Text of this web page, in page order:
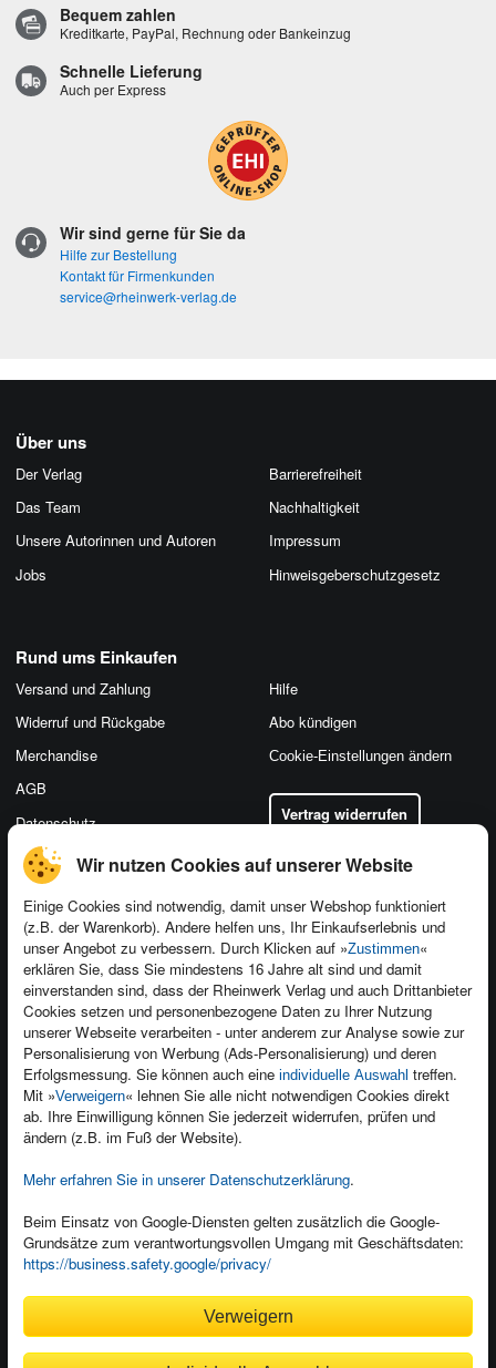
Wir nutzen Cookies auf unserer Website
Einige Cookies sind notwendig, damit unser Webshop funktioniert
(z.B. der Warenkorb). Andere helfen uns, Ihr Einkaufserlebnis und
unser Angebot zu verbessern. Durch Klicken auf »Zustimmen«
erklären Sie, dass Sie mindestens 16 Jahre alt sind und damit
einverstanden sind, dass der Rheinwerk Verlag und auch Drittanbieter
Cookies setzen und personenbezogene Daten zu Ihrer Nutzung
unserer Webseite verarbeiten - unter anderem zur Analyse sowie zur
Personalisierung von Werbung (Ads-Personalisierung) und deren
Erfolgsmessung. Sie können auch eine individuelle Auswahl treffen.
Mit »Verweigern« lehnen Sie alle nicht notwendigen Cookies direkt
ab. Ihre Einwilligung können Sie jederzeit widerrufen, prüfen und
ändern (z.B. im Fuß der Website).
Mehr erfahren Sie in unserer Datenschutzerklärung.
Beim Einsatz von Google-Diensten gelten zusätzlich die Google-
Grundsätze zum verantwortungsvollen Umgang mit Geschäftsdaten:
https://business.safety.google/privacy/
Verweigern
Bequem zahlen
Kreditkarte, PayPal, Rechnung oder Bankeinzug
Schnelle Lieferung
Auch per Express
Wir sind gerne für Sie da
Hilfe zur Bestellung
Kontakt für Firmenkunden
service@rheinwerk-verlag.de
Über uns
Der Verlag
Das Team
Unsere Autorinnen und Autoren
Jobs
Barrierefreiheit
Nachhaltigkeit
Impressum
Hinweis­geber­schutz­gesetz
Kontakt
Newsletter
Für Unternehmen
Presseservice
Dozentenservice
Produktfeedback
Foreign Rights
Ein Buch schreiben
Rund ums Einkaufen
Versand und Zahlung
Widerruf und Rückgabe
Merchandise
AGB
Datenschutz
Hilfe
Abo kündigen
Cookie-Einstellungen ändern
Vertrag widerrufen
Kundenservice
Wir sind gerne für Sie da!
service@rheinwerk-verlag.de